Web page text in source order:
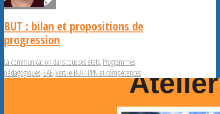
BUT : bilan et propositions de
progression
La communication dans tous ses états,Programmes
pédagogiques,SAÉ,Vers le BUT : PPN et compétences